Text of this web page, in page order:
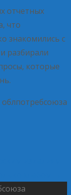
отчетных
что
знакомились с
разбирали
которые
облпотребсоюза